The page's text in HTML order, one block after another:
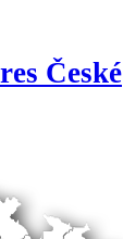
České